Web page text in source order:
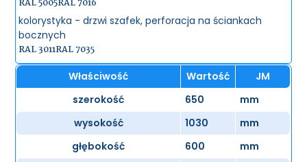
RAL 5005RAL 7016
kolorystyka - drzwi szafek, perforacja na ściankach
bocznych
RAL 3011RAL 7035
Właściwość Wartość
JM
szerokość
650
mm
wysokość
1030
mm
głębokość
600
mm